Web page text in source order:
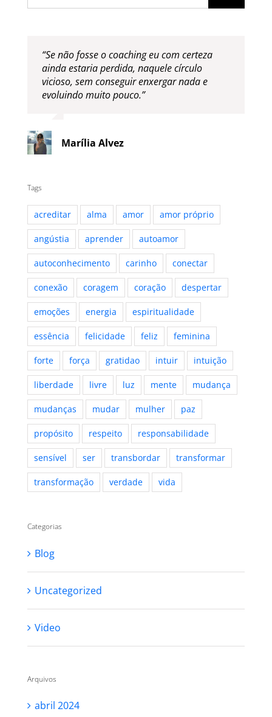
for:
“Se não fosse o coaching eu com certeza
ainda estaria perdida, naquele círculo
vicioso, sem conseguir enxergar nada e
evoluindo muito pouco.”
Marília Alvez
Tags
acreditar alma amor amor próprio
angústia aprender autoamor
autoconhecimento carinho conectar
conexão coragem coração despertar
emoções energia espiritualidade
essência felicidade feliz feminina
forte força gratidao intuir intuição
liberdade livre luz mente mudança
mudanças mudar mulher paz
propósito respeito responsabilidade
sensível ser transbordar transformar
transformação verdade vida
Categorias
Blog
Uncategorized
Video
Arquivos
abril 2024